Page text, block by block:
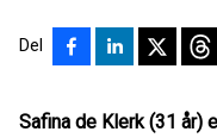
Del
Safina de Klerk (31 år)